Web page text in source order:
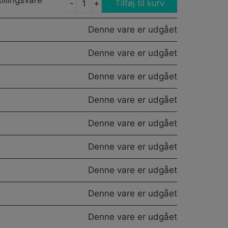
-
1973
T-
SHIRT
LADIES
+ Tilføj til kurv
Denne vare er udgået
Denne vare er udgået
Denne vare er udgået
Denne vare er udgået
Denne vare er udgået
Denne vare er udgået
Denne vare er udgået
Denne vare er udgået
Denne vare er udgået